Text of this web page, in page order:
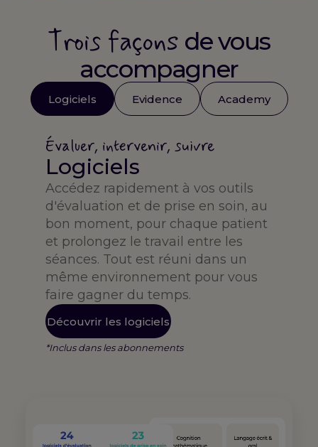
Trois façons de vous
accompagner
Logiciels Evidence Academy
Évaluer, intervenir, suivre
Logiciels
Accédez rapidement à vos outils
d'évaluation et de prise en soin, au
bon moment, pour chaque patient
et prolongez le travail entre les
séances. Tout est réuni dans un
même environnement pour vous
faire gagner du temps.
Découvrir les logiciels
*Inclus dans les abonnements